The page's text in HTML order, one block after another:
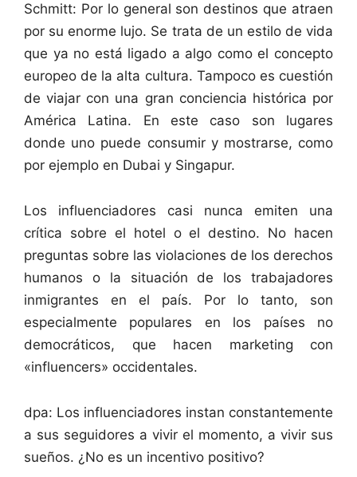
Schmitt: Por lo general son destinos que atraen
por su enorme lujo. Se trata de un estilo de vida
que ya no está ligado a algo como el concepto
europeo de la alta cultura. Tampoco es cuestión
de viajar con una gran conciencia histórica por
América Latina. En este caso son lugares
donde uno puede consumir y mostrarse, como
por ejemplo en Dubai y Singapur.
Los influenciadores casi nunca emiten una
crítica sobre el hotel o el destino. No hacen
preguntas sobre las violaciones de los derechos
humanos o la situación de los trabajadores
inmigrantes en el país. Por lo tanto, son
especialmente populares en los países no
democráticos, que hacen marketing con
«influencers» occidentales.
dpa: Los influenciadores instan constantemente
a sus seguidores a vivir el momento, a vivir sus
sueños. ¿No es un incentivo positivo?